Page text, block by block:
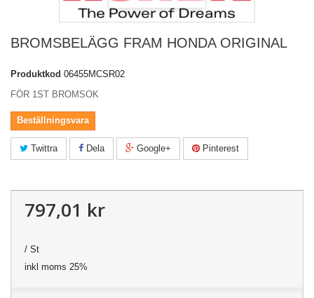
BROMSBELÄGG FRAM HONDA ORIGINAL
Produktkod 06455MCSR02
FÖR 1ST BROMSOK
Beställningsvara
Twittra Dela Google+ Pinterest
797,01 kr
/ St
inkl moms 25%